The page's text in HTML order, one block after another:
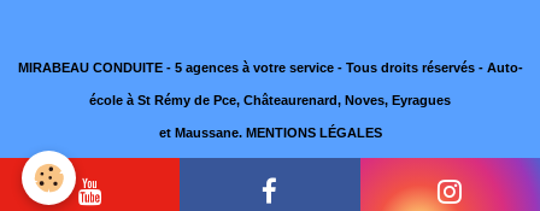
MIRABEAU CONDUITE - 5 agences à votre service - Tous droits réservés - Auto-
école à St Rémy de Pce, Châteaurenard, Noves, Eyragues
et Maussane. MENTIONS LÉGALES